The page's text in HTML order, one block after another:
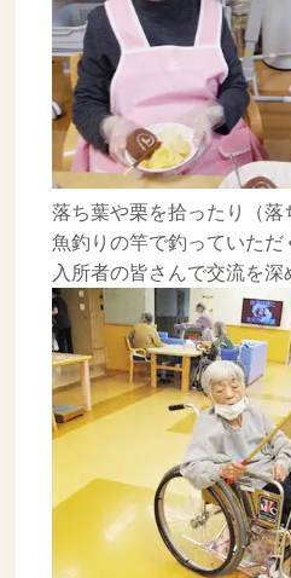
落ち葉や栗を拾ったり（落
魚釣りの竿で釣っていただ
入所者の皆さんで交流を深